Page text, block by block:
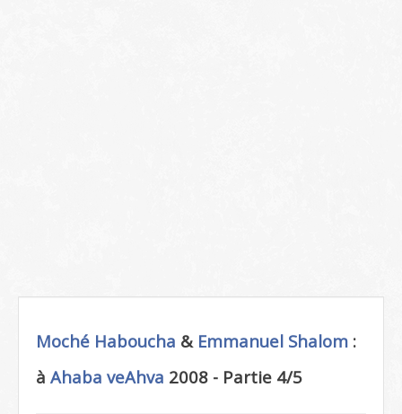
Moché Haboucha & Emmanuel Shalom :
à Ahaba veAhva 2008 - Partie 4/5